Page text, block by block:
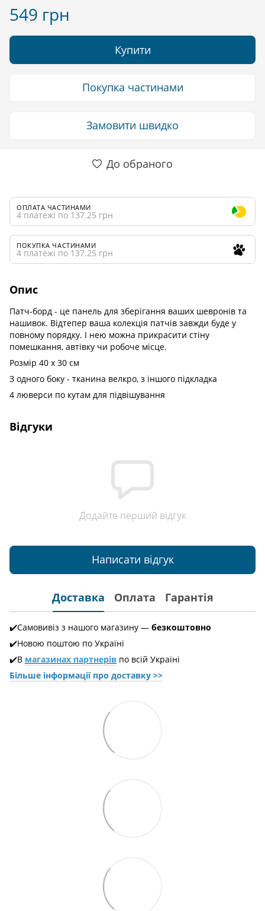
549 грн
Купити
Покупка частинами
Замовити швидко
До обраного
ОПЛАТА ЧАСТИНАМИ
4 платежі по 137.25 грн
ПОКУПКА ЧАСТИНАМИ
4 платежі по 137.25 грн
Опис
Патч-борд - це панель для зберігання ваших шевронів та
нашивок. Відтепер ваша колекція патчів завжди буде у
повному порядку. І нею можна прикрасити стіну
помешкання, автівку чи робоче місце.
Розмір 40 х 30 см
З одного боку - тканина велкро, з іншого підкладка
4 люверси по кутам для підвішування
Відгуки
Додайте перший відгук
Написати відгук
Доставка Оплата Гарантія
✔️Самовивіз з нашого магазину — безкоштовно
✔️Новою поштою по Україні
✔️В магазинах партнерів по всій Україні
Більше інформації про доставкy >>